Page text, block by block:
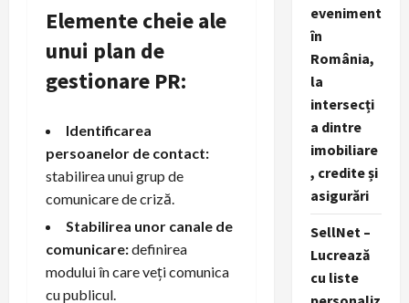
Elemente cheie ale
unui plan de
gestionare PR:
Identificarea
persoanelor de contact:
stabilirea unui grup de
comunicare de criză.
Stabilirea unor canale de
comunicare:definirea
modului în care veți comunica
cu publicul.
eveniment
în
România,
la
intersecți
a dintre
imobiliare
, credite și
asigurări
SellNet –
Lucrează
cu liste